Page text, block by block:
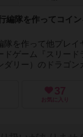
編隊を作ってコイ
隊を作って他プレイ
ゲーム『スリード
ダリー）のドラゴン
37
お気に入り